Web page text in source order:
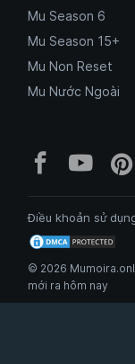
Mu Season 6
Mu Season 15+
Mu Non Reset
Mu Nước Ngoài
Điều khoản sử
© 2026
mới ra hôm nay